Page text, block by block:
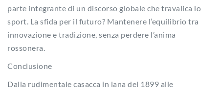
parte integrante di un discorso globale che travalica lo
sport. La sfida per il futuro? Mantenere l’equilibrio tra
innovazione e tradizione, senza perdere l’anima
rossonera.
Conclusione
Dalla rudimentale casacca in lana del 1899 alle